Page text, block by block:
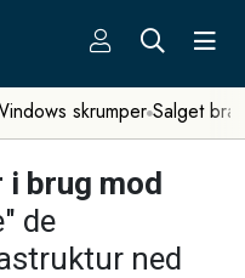
skrumper Salget
i brug mod
de
ned